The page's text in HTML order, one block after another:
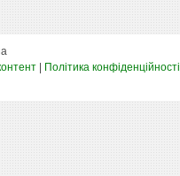
Політика конфіденційності